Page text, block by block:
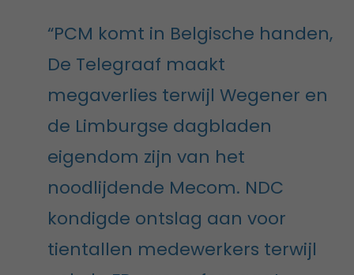
“PCM komt in Belgische handen,
De Telegraaf maakt
megaverlies terwijl Wegener en
de Limburgse dagbladen
eigendom zijn van het
noodlijdende Mecom. NDC
kondigde ontslag aan voor
tientallen medewerkers terwijl